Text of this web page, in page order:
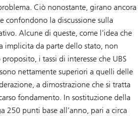
Ciò nonostante, girano ancora
confondono la discussione sulla
Alcune di queste, come l’idea che
implicita da parte dello stato, non
i tassi di interesse che UBS
nettamente superiori a quelli delle
a dimostrazione che si tratta
fondamento. In sostituzione della
250 punti base all’anno, pari a circa